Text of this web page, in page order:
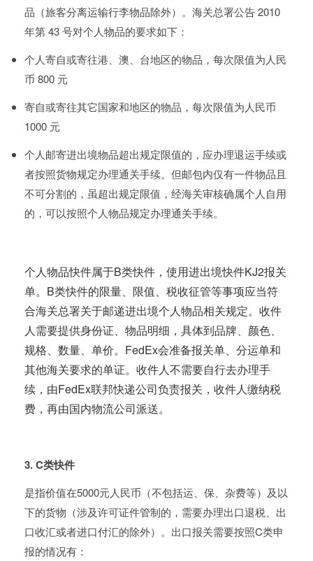
品（旅客分离运输行李物品除外）。海关总署公告 2010
年第 43 号对个人物品的要求如下：
个人寄自或寄往港、澳、台地区的物品，每次限值为人民
币 800 元
寄自或寄往其它国家和地区的物品，每次限值为人民币
1000 元
个人邮寄进出境物品超出规定限值的，应办理退运手续或
者按照货物规定办理通关手续。但邮包内仅有一件物品且
不可分割的，虽超出规定限值，经海关审核确属个人自用
的，可以按照个人物品规定办理通关手续。
个人物品快件属于B类快件，使用进出境快件KJ2报关
单。B类快件的限量、限值、税收征管等事项应当符
合海关总署关于邮递进出境个人物品相关规定。收件
人需要提供身份证、物品明细，具体到品牌、颜色、
规格、数量、单价。FedEx会准备报关单、分运单和
其他海关要求的单证。收件人不需要自行去办理手
续，由FedEx联邦快递公司负责报关，收件人缴纳税
费，再由国内物流公司派送。
3. C类快件
是指价值在5000元人民币（不包括运、保、杂费等）及以
下的货物（涉及许可证件管制的，需要办理出口退税、出
口收汇或者进口付汇的除外）。出口报关需要按照C类申
报的情况有：